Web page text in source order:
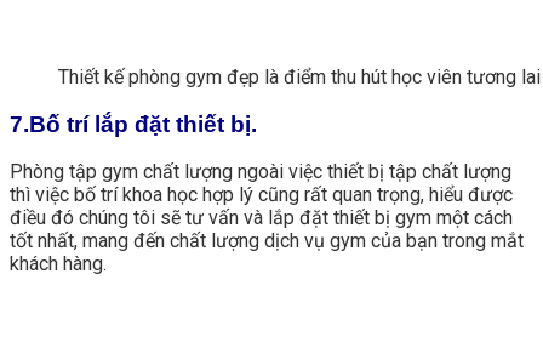
Thiết kế phòng gym đẹp là điểm thu hút học viên tương lai
7.Bố trí lắp đặt thiết bị.
Phòng tập gym chất lượng ngoài việc thiết bị tập chất lượng
thì việc bố trí khoa học hợp lý cũng rất quan trọng, hiểu được
điều đó chúng tôi sẽ tư vấn và lắp đặt thiết bị gym một cách
tốt nhất, mang đến chất lượng dịch vụ gym của bạn trong mắt
khách hàng.